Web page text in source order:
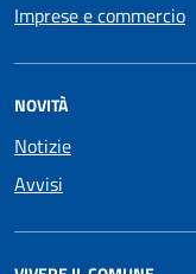
Imprese e commercio
NOVITÀ
Notizie
Avvisi